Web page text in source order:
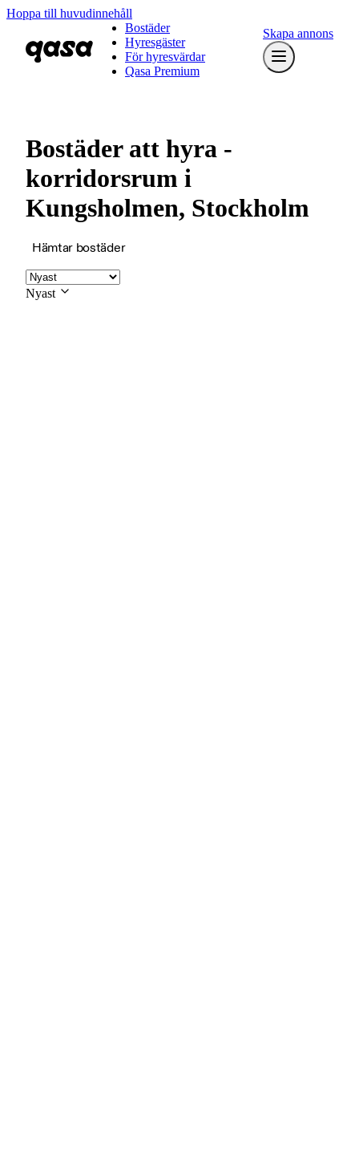
Hoppa till huvudinnehåll
Bostäder
Hyresgäster
För hyresvärdar
Qasa Premium
Skapa annons
Bostäder att hyra -
korridorsrum i
Kungsholmen, Stockholm
Hämtar bostäder
Nyast